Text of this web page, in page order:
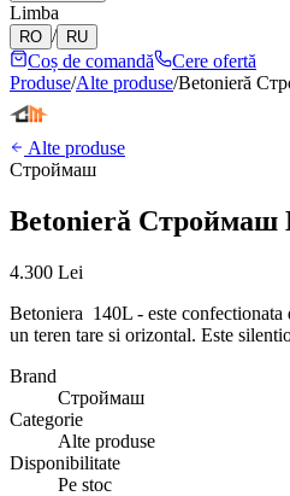
Limba
RO / RU
Coș de comandă
Cere ofertă
Produse/Alte produse/Betonieră
Alte produse
Строймаш
Betonieră Строймаш
4.300 Lei
Betoniera 140L - este confectionata
un teren tare si orizontal. Este
Brand
Строймаш
Categorie
Alte produse
Disponibilitate
Pe stoc